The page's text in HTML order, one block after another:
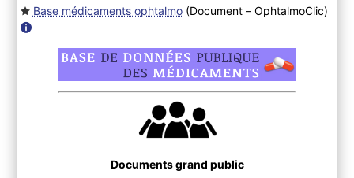
Base médicaments ophtalmo(Document – OphtalmoClic)
Documents grand public